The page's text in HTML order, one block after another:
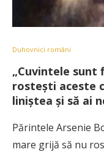
Duhovnici români
„Cuvintele sunt
rosteşti aceste
liniştea şi să ai
Părintele Arsenie
mare grijă să nu